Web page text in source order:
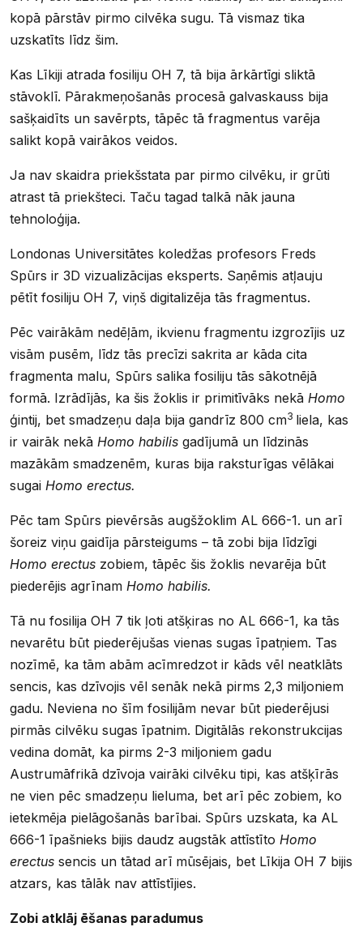
kopā pārstāv pirmo cilvēka sugu. Tā vismaz tika
uzskatīts līdz šim.
Kas Līkiji atrada fosiliju OH 7, tā bija ārkārtīgi sliktā
stāvoklī. Pārakmeņošanās procesā galvaskauss bija
sašķaidīts un savērpts, tāpēc tā fragmentus varēja
salikt kopā vairākos veidos.
Ja nav skaidra priekšstata par pirmo cilvēku, ir grūti
atrast tā priekšteci. Taču tagad talkā nāk jauna
tehnoloģija.
Londonas Universitātes koledžas profesors Freds
Spūrs ir 3D vizualizācijas eksperts. Saņēmis atļauju
pētīt fosiliju OH 7, viņš digitalizēja tās fragmentus.
Pēc vairākām nedēļām, ikvienu fragmentu izgrozījis uz
visām pusēm, līdz tās precīzi sakrita ar kāda cita
fragmenta malu, Spūrs salika fosiliju tās sākotnējā
formā. Izrādījās, ka šis žoklis ir primitīvāks nekā Homo
ģintij, bet smadzeņu daļa bija gandrīz 800 cm3 liela, kas
ir vairāk nekā Homo habilis gadījumā un līdzinās
mazākām smadzenēm, kuras bija raksturīgas vēlākai
sugai Homo erectus.
Pēc tam Spūrs pievērsās augšžoklim AL 666-1. un arī
šoreiz viņu gaidīja pārsteigums – tā zobi bija līdzīgi
Homo erectus zobiem, tāpēc šis žoklis nevarēja būt
piederējis agrīnam Homo habilis.
Tā nu fosilija OH 7 tik ļoti atšķiras no AL 666-1, ka tās
nevarētu būt piederējušas vienas sugas īpatņiem. Tas
nozīmē, ka tām abām acīmredzot ir kāds vēl neatklāts
sencis, kas dzīvojis vēl senāk nekā pirms 2,3 miljoniem
gadu. Neviena no šīm fosilijām nevar būt piederējusi
pirmās cilvēku sugas īpatnim. Digitālās rekonstrukcijas
vedina domāt, ka pirms 2-3 miljoniem gadu
Austrumāfrikā dzīvoja vairāki cilvēku tipi, kas atšķīrās
ne vien pēc smadzeņu lieluma, bet arī pēc zobiem, ko
ietekmēja pielāgošanās barībai. Spūrs uzskata, ka AL
666-1 īpašnieks bijis daudz augstāk attīstīto Homo
erectus sencis un tātad arī mūsējais, bet Līkija OH 7 bijis
atzars, kas tālāk nav attīstījies.
Zobi atklāj ēšanas paradumus